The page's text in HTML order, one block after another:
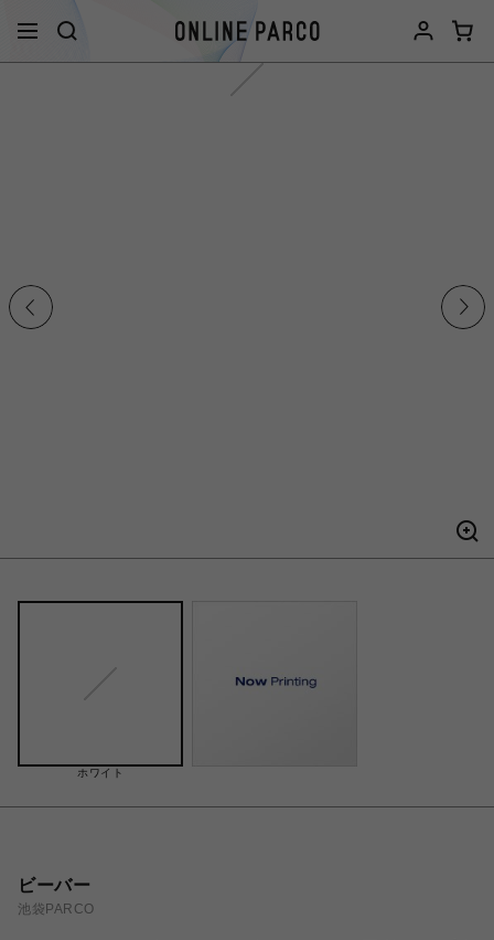
ホワイト
ビーバー
池袋PARCO